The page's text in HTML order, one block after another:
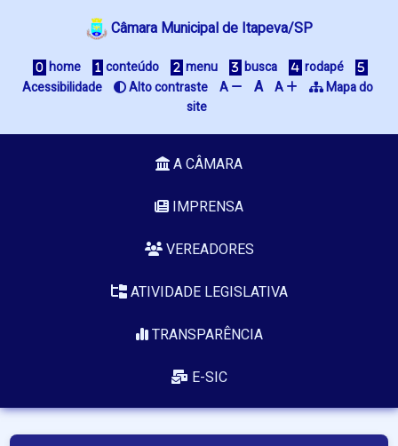
Câmara Municipal de Itapeva/SP
home conteúdo menu busca
rodapé
Acessibilidade
Alto contraste A A A
Mapa do
site
A CÂMARA
IMPRENSA
VEREADORES
ATIVIDADE LEGISLATIVA
TRANSPARÊNCIA
E-SIC